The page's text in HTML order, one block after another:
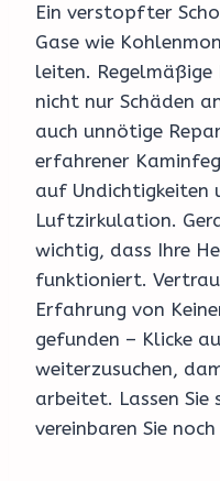
Ein verstopfter
Gase wie
leiten.
nicht nur Schäden
auch unnötige
erfahrener
auf
Luftzirkulation.
wichtig, dass Ihre
funktioniert.
Erfahrung von
gefunden – Klicke
weiterzusuchen,
arbeitet. Lassen Sie
vereinbaren Sie